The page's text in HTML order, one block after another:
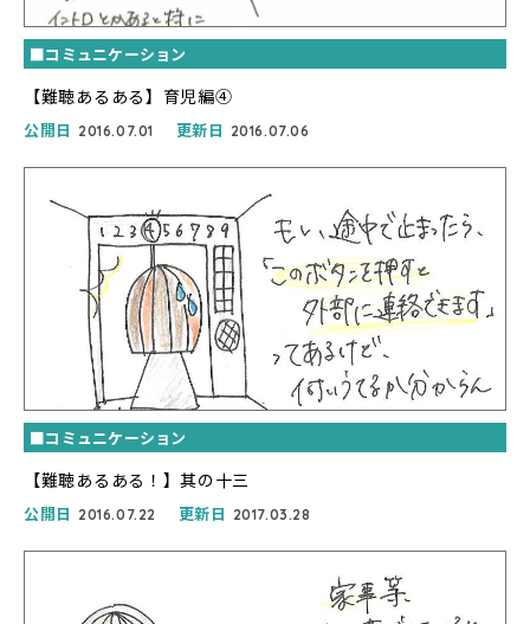
■コミュニケーション
【難聴あるある】育児編④
公開日 2016.07.01 更新日 2016.07.06
■コミュニケーション
【難聴あるある！】其の十三
公開日 2016.07.22 更新日 2017.03.28